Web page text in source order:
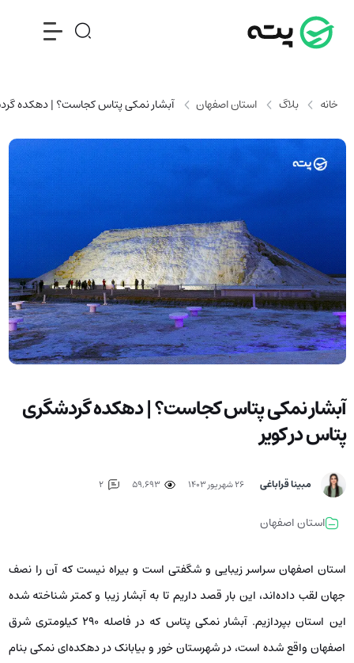
خانه بلاگ استان اصفهان آبشار نمکی پتاس کجاست؟ | دهکده
آبشار نمکی پتاس کجاست؟ | دهکده گردشگری
پتاس در کویر
مبینا قراباغی ۲۶ شهریور ۱۴۰۳ 59,693
2
استان اصفهان
استان اصفهان سراسر زیبایی و شگفتی است و بیراه نیست که آن را نصف
جهان لقب داده‌اند، این بار قصد داریم تا به آبشار زیبا و کمتر شناخته شده
این استان بپردازیم. آبشار نمکی پتاس که در فاصله 290 کیلومتری شرق
اصفهان واقع شده است، در شهرستان خور و بیابانک در دهکده‌ای نمکی بنام